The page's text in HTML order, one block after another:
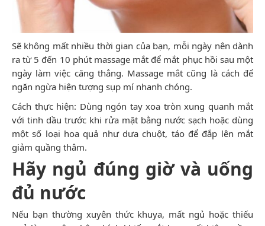
Sẽ không mất nhiều thời gian của bạn, mỗi ngày nên dành
ra từ 5 đến 10 phút massage mắt để mắt phục hồi sau một
ngày làm việc căng thẳng. Massage mắt cũng là cách để
ngăn ngừa hiện tượng sụp mí nhanh chóng.
Cách thực hiện: Dùng ngón tay xoa tròn xung quanh mắt
với tinh dầu trước khi rửa mặt bằng nước sạch hoặc dùng
một số loại hoa quả như dưa chuột, táo để đắp lên mắt
giảm quầng thâm.
Hãy ngủ đúng giờ và uống
đủ nước
Nếu bạn thường xuyên thức khuya, mất ngủ hoặc thiếu